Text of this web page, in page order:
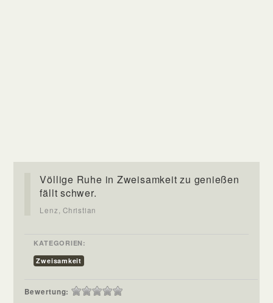
Völlige Ruhe in Zweisamkeit zu genießen
fällt schwer.
Lenz, Christian
KATEGORIEN:
Zweisamkeit
Bewertung: